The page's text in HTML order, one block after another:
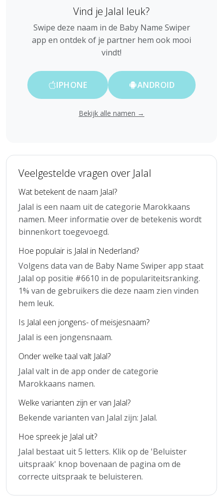
Vind je Jalal leuk?
Swipe deze naam in de Baby Name Swiper
app en ontdek of je partner hem ook mooi
vindt!
IPHONE ANDROID
Bekijk alle namen →
Veelgestelde vragen over Jalal
Wat betekent de naam Jalal?
Jalal is een naam uit de categorie Marokkaans
namen. Meer informatie over de betekenis wordt
binnenkort toegevoegd.
Hoe populair is Jalal in Nederland?
Volgens data van de Baby Name Swiper app staat
Jalal op positie #6610 in de populariteitsranking.
1% van de gebruikers die deze naam zien vinden
hem leuk.
Is Jalal een jongens- of meisjesnaam?
Jalal is een jongensnaam.
Onder welke taal valt Jalal?
Jalal valt in de app onder de categorie
Marokkaans namen.
Welke varianten zijn er van Jalal?
Bekende varianten van Jalal zijn: Jalal.
Hoe spreek je Jalal uit?
Jalal bestaat uit 5 letters. Klik op de 'Beluister
uitspraak' knop bovenaan de pagina om de
correcte uitspraak te beluisteren.